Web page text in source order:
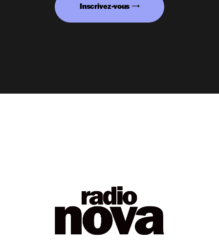
Inscrivez-vous